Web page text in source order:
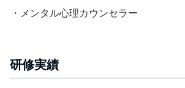
・メンタル心理カウンセラー
研修実績